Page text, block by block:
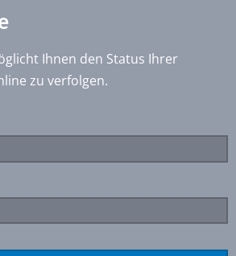
Ihnen den Status Ihrer
zu verfolgen.